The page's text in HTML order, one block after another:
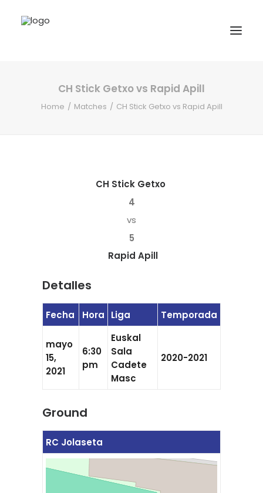
CH Stick Getxo vs Rapid Apill
Home Matches CH Stick Getxo vs Rapid Apill
CH Stick Getxo
4
vs
5
Rapid Apill
Detalles
Fecha Hora Liga Temporada
mayo
15,
2021
6:30
pm
Euskal
Sala
Cadete
Masc
2020-2021
Ground
RC Jolaseta